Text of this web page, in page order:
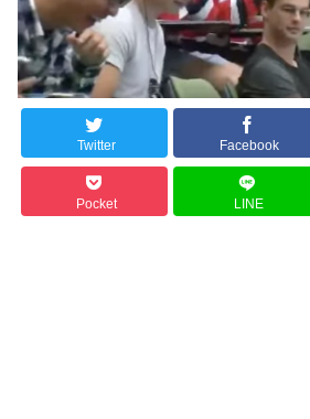
Twitter Facebook
Pocket LINE